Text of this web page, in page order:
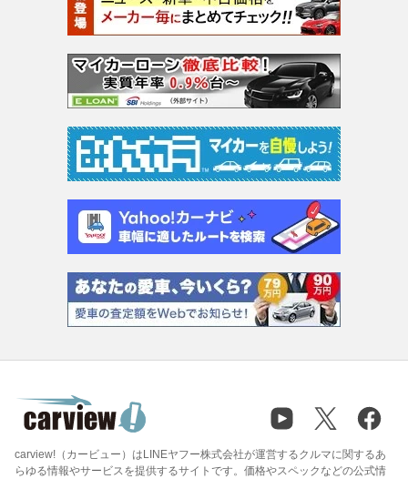
carview!（カービュー）はLINEヤフー株式会社が運営するクルマに関するあ
らゆる情報やサービスを提供するサイトです。価格やスペックなどの公式情